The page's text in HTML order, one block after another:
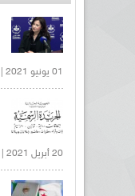
01 يونيو 2021 |
20 أبريل 2021 |